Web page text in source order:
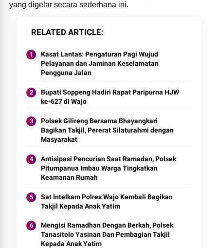
yang digelar secara sederhana ini.
RELATED ARTICLE
Kasat Lantas: Pengaturan Pagi Wujud
Pelayanan dan Jaminan Keselamatan
Pengguna Jalan
Bupati Soppeng Hadiri Rapat Paripurna HJW
ke-627 di Wajo
Polsek Gilireng Bersama Bhayangkari
Bagikan Takjil, Pererat Silaturahmi dengan
Masyarakat
Antisipasi Pencurian Saat Ramadan, Polsek
Pitumpanua Imbau Warga Tingkatkan
Keamanan Rumah
Sat Intelkam Polres Wajo Kembali Bagikan
Takjil Kepada Anak Yatim
Mengisi Ramadhan Dengan Berkah, Polsek
Tanasitolo Yasinan Dan Pembagian Takjil
Kepada Anak Yatim